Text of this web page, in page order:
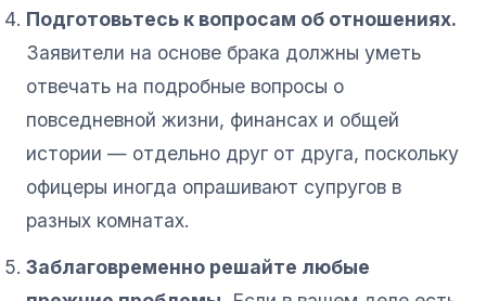
Подготовьтесь к вопросам об отношениях.
Заявители на основе брака должны уметь
отвечать на подробные вопросы о
повседневной жизни, финансах и общей
истории — отдельно друг от друга, поскольку
офицеры иногда опрашивают супругов в
разных комнатах.
Заблаговременно решайте любые